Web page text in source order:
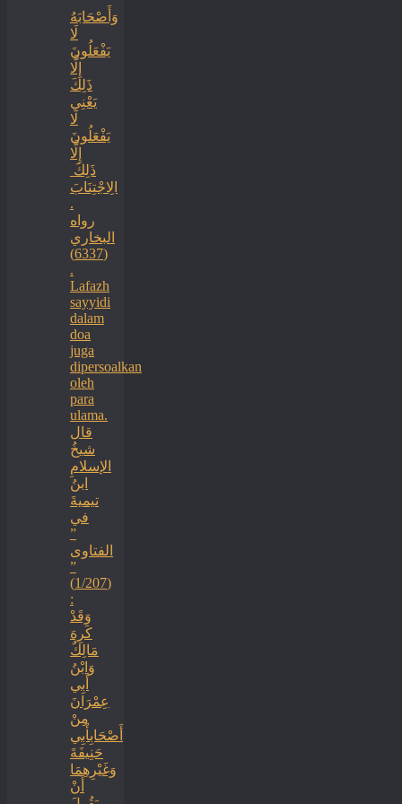
‏وَأَصْحَابَهُ
لَا
يَفْعَلُونَ
إِلَّا
ذَلِكَ
‏‏يَعْنِي
لَا
يَفْعَلُونَ
إِلَّا
ذَلِكَ ‏
‏الِاجْتِنَابَ
.
رواه
البخاري
(6337)
.
Lafazh
sayyidi
dalam
doa
juga
dipersoalkan
oleh
para
ulama.
قال
شيخُ
الإسلامِ
ابنُ
تيميةَ
في
”
الفتاوى
”
(1/207)
:
وَقَدْ
كَرِهَ
مَالِكٌ
وَابْنُ
أَبِي
عِمْرَانَ
مِنْ
أَصْحَابِأَبِي
حَنِيفَةَ
وَغَيْرِهِمَا
أَنْ